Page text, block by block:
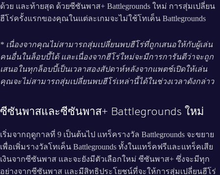
ด้วย และท้ายสุด ด้วยซีซันพาส+ Battlegrounds ใหม่ การสุ่มเปลี่ยน
ฮีโร่ครั้งแรกของคุณในแต่ละเกมจะไม่ใช้โทเค็น Battlegrounds
* เนื่องจากคุณไม่สามารถสุ่มเปลี่ยนพบฮีโร่ที่ถูกเสนอให้กับผู้เล่น
คนอื่นในล็อบบี้ได้ และเนื่องจากฮีโร่ใหม่จะมีการการันตีว่าจะถูก
เสนอในทุกล็อบบี้เป็นเวลาสองสัปดาห์หลังจากแพตช์เปิดให้เล่น
คุณจะไม่สามารถสุ่มเปลี่ยนพบฮีโร่เหล่านี้ได้ในช่วงเวลาดังกล่าว
ซีซันพาสและซีซันพาส+ Battlegrounds ใหม่
เริ่มจากฤดูกาลที่ 9 เป็นต้นไป แทร็ครางวัล Battlegrounds จะขยาย
เพื่อเพิ่มรางวัลโทเค็น Battlegrounds ทั้งในแทร็คฟรีและแทร็คเสีย
เงินจากซีซันพาส และจะยังมีตัวเลือกใหม่ ซีซันพาส+ ซึ่งจะมีทุก
อย่างจากซีซันพาส และมีสิทธิประโยชน์ที่จะให้การสุ่มเปลี่ยนฮีโร่